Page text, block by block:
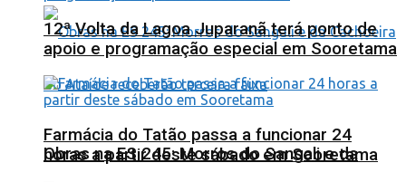
Obras na ES 245: Morros do Sangali e da
12ª Volta da Lagoa Juparanã terá ponto de
apoio e programação especial em Sooretama
Farmácia do Tatão passa a funcionar 24
horas a partir deste sábado em Sooretama